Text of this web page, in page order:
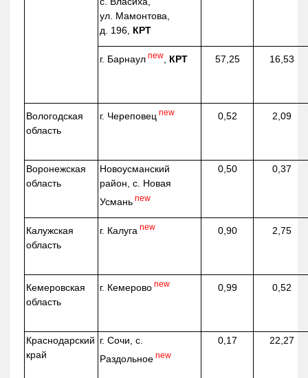
ул. Мамонтова,
д. 196, КРТ
г. Барнаул new КРТ 57,25 16,53
Вологодская
область
г. Череповец new 0,52 2,09
Воронежская
область
Новоусманский
район, с. Новая
Усмань new
0,50 0,37
Калужская
область
г. Калуга new 0,90 2,75
Кемеровская
область
г. Кемерово new 0,99 0,52
Краснодарский
край
г. Сочи, с.
Раздольное new
0,17 22,27